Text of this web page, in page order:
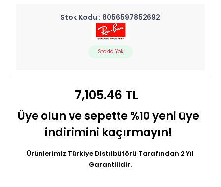
Stok Kodu : 8056597852692
Stokta Yok
7,105.46 TL
Üye olun ve sepette %10 yeni üye
indirimini kaçırmayın!
Ürünlerimiz Türkiye Distribütörü Tarafından 2 Yıl
Garantilidir.